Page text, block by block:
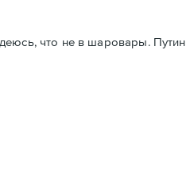
что не в шаровары.